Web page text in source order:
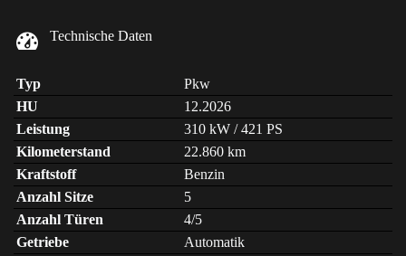
Technische Daten
Typ
Pkw
HU
12.2026
Leistung
310 kW / 421 PS
Kilometerstand
22.860 km
Kraftstoff
Benzin
Anzahl Sitze
5
Anzahl Türen
4/5
Getriebe
Automatik